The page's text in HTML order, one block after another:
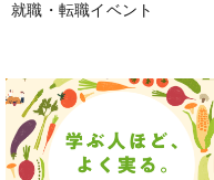
就職・転職イベント